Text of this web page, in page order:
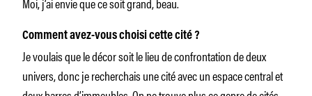
Comment avez-vous choisi cette cité ?
Je voulais que le décor soit le lieu de confrontation de deux
univers, donc je recherchais une cité avec un espace central et